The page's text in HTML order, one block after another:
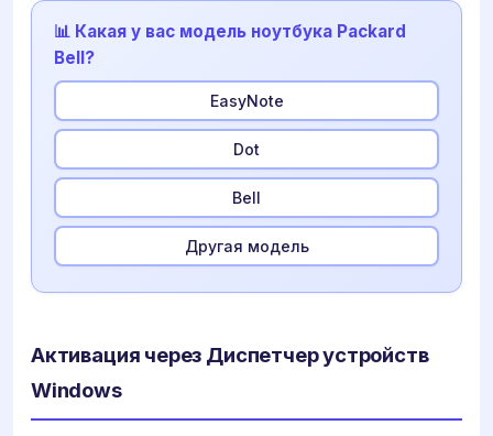
📊 Какая у вас модель ноутбука Packard
Bell?
EasyNote
Dot
Bell
Другая модель
Активация через Диспетчер устройств
Windows